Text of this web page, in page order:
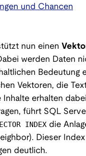
und Chancen
nun einen
werden Daten
Bedeutung
Vektoren, die
Inhalte erhalten
führt SQL
INDEX die
Dieser
deutlich.